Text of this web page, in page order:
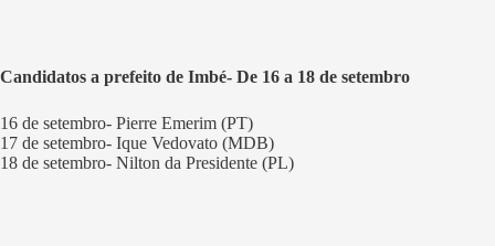
Candidatos a prefeito de Imbé- De 16 a 18 de setembro
16 de setembro- Pierre Emerim (PT)
17 de setembro- Ique Vedovato (MDB)
18 de setembro- Nilton da Presidente (PL)